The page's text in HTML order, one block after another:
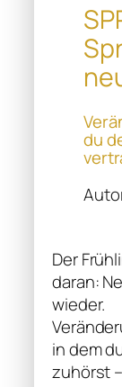
du
Der
daran:
wieder.
in dem
zuhörst